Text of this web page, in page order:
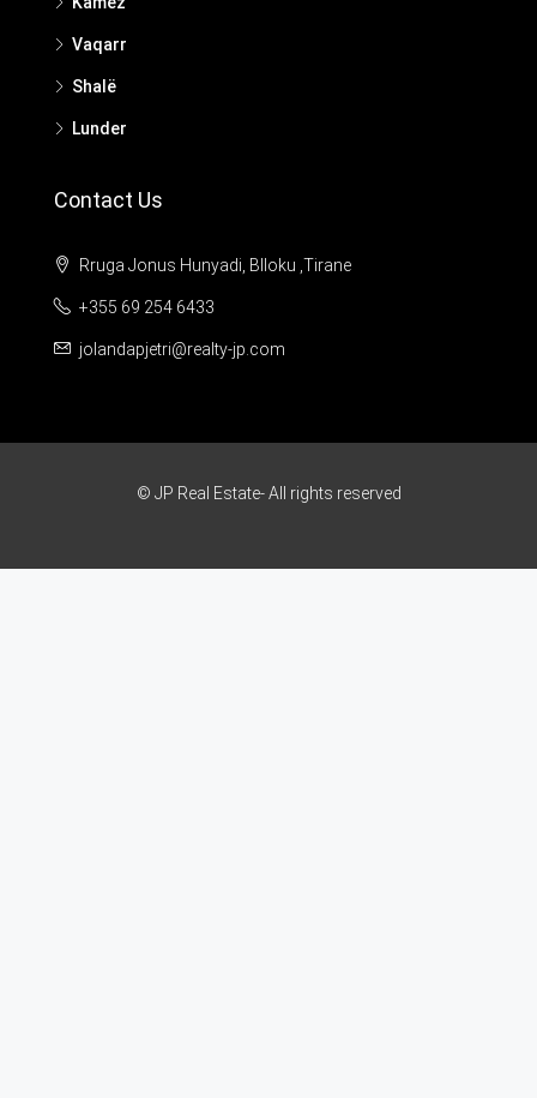
Vaqarr
Shalë
Lunder
Contact Us
Rruga Jonus Hunyadi, Blloku ,Tirane
+355 69 254 6433
jolandapjetri@realty-jp.com
© JP Real Estate- All rights reserved